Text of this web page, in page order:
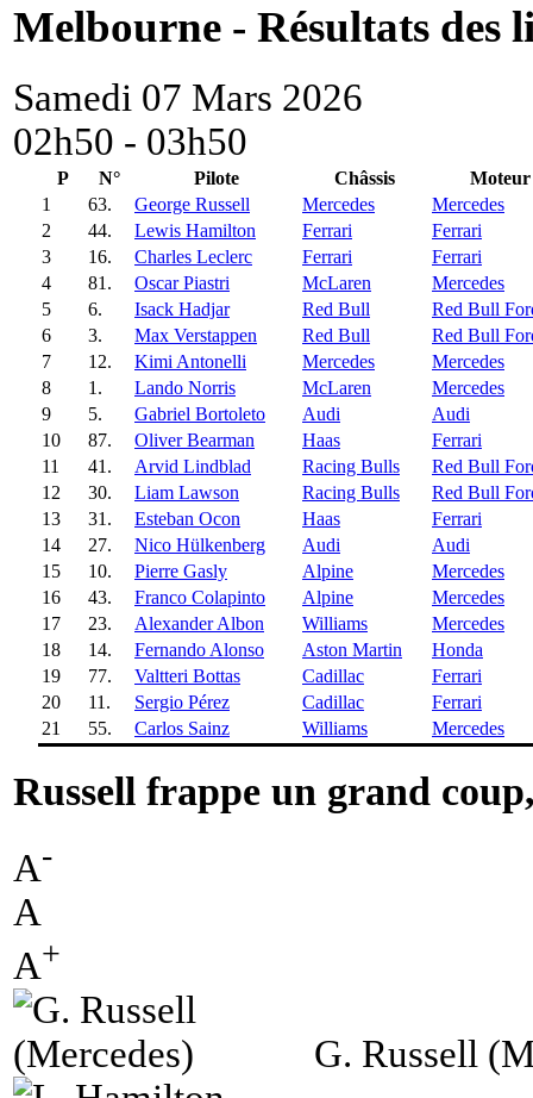
Melbourne - Résultats des
Samedi 07 Mars 2026
02h50 - 03h50
P N° Pilote Châssis
Moteur
1
63. George Russell Mercedes
Mercedes
2
44. Lewis Hamilton Ferrari
Ferrari
3
16. Charles Leclerc Ferrari
Ferrari
4
81. Oscar Piastri McLaren
Mercedes
5
6. Isack Hadjar Red Bull
Red Bull
6
3. Max Verstappen Red Bull
Red Bull
7
12. Kimi Antonelli Mercedes
Mercedes
8
1. Lando Norris McLaren
Mercedes
9
5. Gabriel Bortoleto Audi
Audi
10
87. Oliver Bearman Haas
Ferrari
11
41. Arvid Lindblad Racing Bulls
Red Bull
12
30. Liam Lawson Racing Bulls
Red Bull
13
31. Esteban Ocon Haas
Ferrari
14
27. Nico Hülkenberg Audi
Audi
15
10. Pierre Gasly Alpine
Mercedes
16
43. Franco Colapinto Alpine
Mercedes
17
23. Alexander Albon Williams
Mercedes
18
14. Fernando Alonso Aston Martin
Honda
19
77. Valtteri Bottas Cadillac
Ferrari
20
11. Sergio Pérez Cadillac
Ferrari
21
55. Carlos Sainz Williams Mercedes
Russell frappe un grand
A-
A
A+
G. Russell